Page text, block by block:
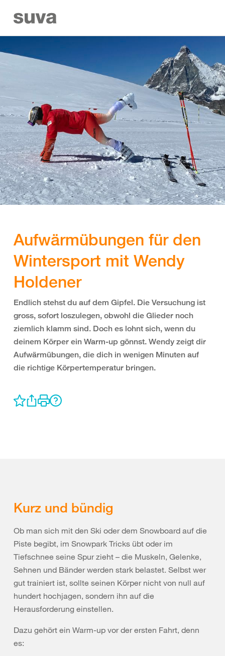
Aufwärmübungen für den
Wintersport mit Wendy
Holdener
Endlich stehst du auf dem Gipfel. Die Versuchung ist
gross, sofort loszulegen, obwohl die Glieder noch
ziemlich klamm sind. Doch es lohnt sich, wenn du
deinem Körper ein Warm-up gönnst. Wendy zeigt dir
Aufwärmübungen, die dich in wenigen Minuten auf
die richtige Körpertemperatur bringen.
Kurz und bündig
Ob man sich mit den Ski oder dem Snowboard auf die
Piste begibt, im Snowpark Tricks übt oder im
Tiefschnee seine Spur zieht – die Muskeln, Gelenke,
Sehnen und Bänder werden stark belastet. Selbst wer
gut trainiert ist, sollte seinen Körper nicht von null auf
hundert hochjagen, sondern ihn auf die
Herausforderung einstellen.
Dazu gehört ein Warm-up vor der ersten Fahrt, denn
es: